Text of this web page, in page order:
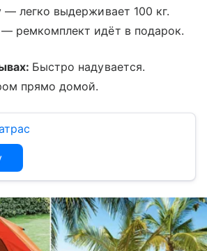
— легко выдерживает 100 кг.
ремкомплект идёт в подарок.
Быстро надувается.
прямо домой.